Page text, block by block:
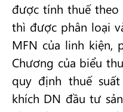
được tính thuế
thì được phân loại
MFN của linh kiện,
Chương của biểu
quy định thuế
khích DN đầu tư